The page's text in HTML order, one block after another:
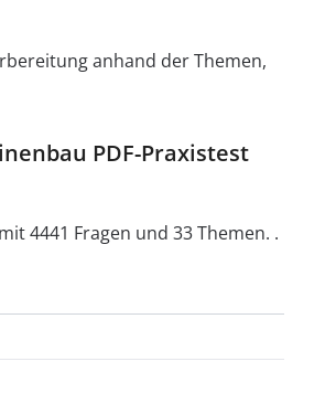
anhand der Themen,
PDF-Praxistest
mit 4441 Fragen und 33 Themen. .